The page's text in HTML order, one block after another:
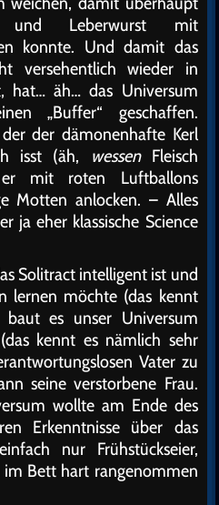
und Leberwurst mit
konnte. Und damit das
versehentlich wieder in
hat… äh… das Universum
„Buffer“ geschaffen.
der dämonenhafte Kerl
isst (äh,
wessenFleisch
er mit roten Luftballons
Motten anlocken. – Alles
ja eher klassische Science
Solitract intelligent ist und
lernen möchte (das kennt
es unser Universum
kennt es nämlich sehr
Vater zu
seine verstorbene Frau.
wollte am Ende des
Erkenntnisse über das
nur Frühstückseier,
Bett hart rangenommen